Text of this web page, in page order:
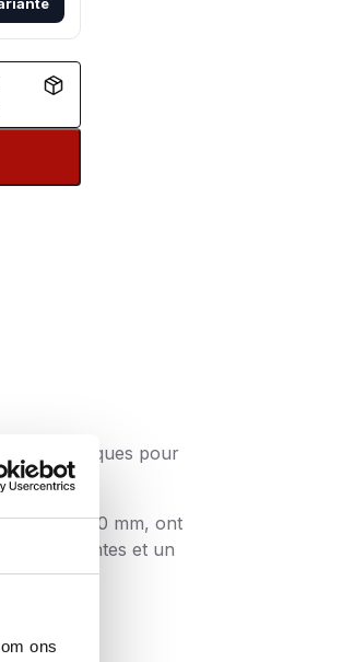
ons
spécifiques pour
de 60 à 200 mm, ont
puissantes et un
: